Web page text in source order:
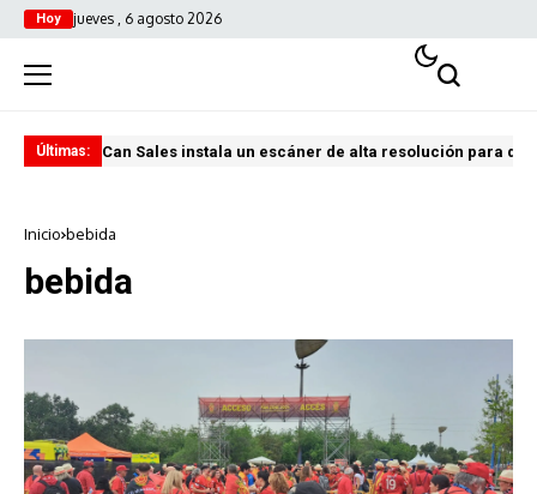
Hoy jueves , 6 agosto 2026
Últimas: Can Sales instala un escáner de alta resolución para
Inicio bebida
bebida